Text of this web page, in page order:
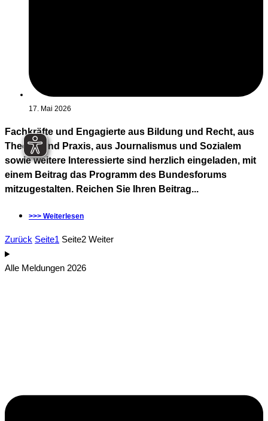
17. Mai 2026
Fachkräfte und Engagierte aus Bildung und Recht, aus
Theorie und Praxis, aus Journalismus und Sozialem
sowie weitere Interessierte sind herzlich eingeladen, mit
einem Beitrag das Programm des Bundesforums
mitzugestalten. Reichen Sie Ihren Beitrag...
>>> Weiterlesen
Zurück Seite1 Seite2 Weiter
Alle Meldungen 2026